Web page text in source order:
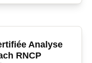
Analyse
RNCP